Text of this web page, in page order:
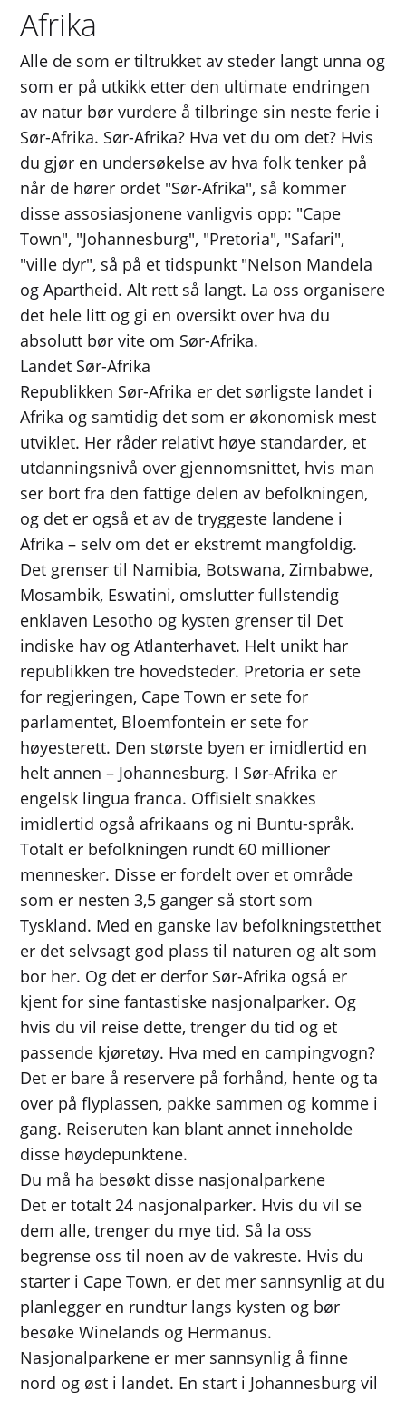
Afrika
Alle de som er tiltrukket av steder langt unna og
som er på utkikk etter den ultimate endringen
av natur bør vurdere å tilbringe sin neste ferie i
Sør-Afrika. Sør-Afrika? Hva vet du om det? Hvis
du gjør en undersøkelse av hva folk tenker på
når de hører ordet "Sør-Afrika", så kommer
disse assosiasjonene vanligvis opp: "Cape
Town", "Johannesburg", "Pretoria", "Safari",
"ville dyr", så på et tidspunkt "Nelson Mandela
og Apartheid. Alt rett så langt. La oss organisere
det hele litt og gi en oversikt over hva du
absolutt bør vite om Sør-Afrika.
Landet Sør-Afrika
Republikken Sør-Afrika er det sørligste landet i
Afrika og samtidig det som er økonomisk mest
utviklet. Her råder relativt høye standarder, et
utdanningsnivå over gjennomsnittet, hvis man
ser bort fra den fattige delen av befolkningen,
og det er også et av de tryggeste landene i
Afrika – selv om det er ekstremt mangfoldig.
Det grenser til Namibia, Botswana, Zimbabwe,
Mosambik, Eswatini, omslutter fullstendig
enklaven Lesotho og kysten grenser til Det
indiske hav og Atlanterhavet. Helt unikt har
republikken tre hovedsteder. Pretoria er sete
for regjeringen, Cape Town er sete for
parlamentet, Bloemfontein er sete for
høyesterett. Den største byen er imidlertid en
helt annen – Johannesburg. I Sør-Afrika er
engelsk lingua franca. Offisielt snakkes
imidlertid også afrikaans og ni Buntu-språk.
Totalt er befolkningen rundt 60 millioner
mennesker. Disse er fordelt over et område
som er nesten 3,5 ganger så stort som
Tyskland. Med en ganske lav befolkningstetthet
er det selvsagt god plass til naturen og alt som
bor her. Og det er derfor Sør-Afrika også er
kjent for sine fantastiske nasjonalparker. Og
hvis du vil reise dette, trenger du tid og et
passende kjøretøy. Hva med en campingvogn?
Det er bare å reservere på forhånd, hente og ta
over på flyplassen, pakke sammen og komme i
gang. Reiseruten kan blant annet inneholde
disse høydepunktene.
Du må ha besøkt disse nasjonalparkene
Det er totalt 24 nasjonalparker. Hvis du vil se
dem alle, trenger du mye tid. Så la oss
begrense oss til noen av de vakreste. Hvis du
starter i Cape Town, er det mer sannsynlig at du
planlegger en rundtur langs kysten og bør
besøke Winelands og Hermanus.
Nasjonalparkene er mer sannsynlig å finne
nord og øst i landet. En start i Johannesburg vil